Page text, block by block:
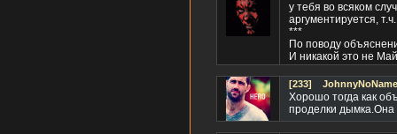
у тебя во всяком
аргументируется,
***
По поводу
И никакой это не
[233]
Хорошо тогда как
проделки дымка.Она